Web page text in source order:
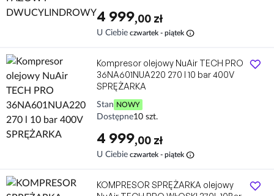
4 999,00 zł
U Ciebie czwartek - piątek info
Kompresor olejowy NuAir TECH PRO
36NA601NUA220 270 l 10 bar 400V
SPRĘŻARKA
Stan NOWY
Dostępne10 szt.
4 999,00 zł
U Ciebie czwartek - piątek info
KOMPRESOR SPRĘŻARKA olejowy